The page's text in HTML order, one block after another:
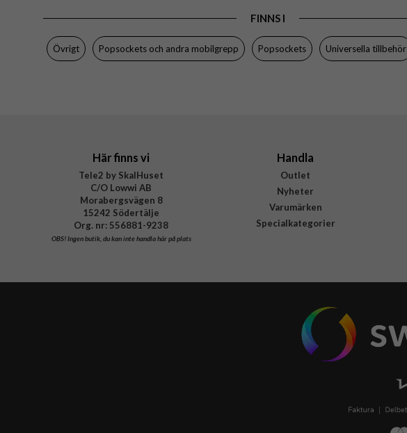
Färg
Material
Varumärke
FINNS I
Övrigt Popsockets och andra mobilgrepp Popsockets Universella tillbehör
Här finns vi
Tele2 by SkalHuset
C/O Lowwi AB
Morabergsvägen 8
15242 Södertälje
Org. nr: 556881-9238
OBS!Ingen butik, du kan inte handla här på plats
Handla
Outlet
Nyheter
Varumärken
Specialkategorier